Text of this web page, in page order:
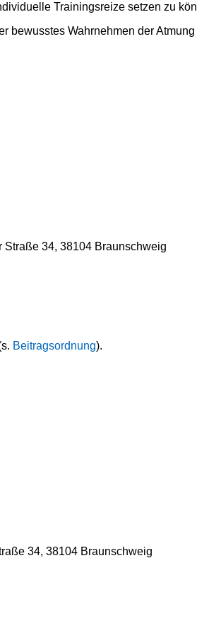
Trainingsreize setzen zu
bewusstes Wahrnehmen der
34, 38104 Braunschweig
Beitragsordnung).
34, 38104 Braunschweig